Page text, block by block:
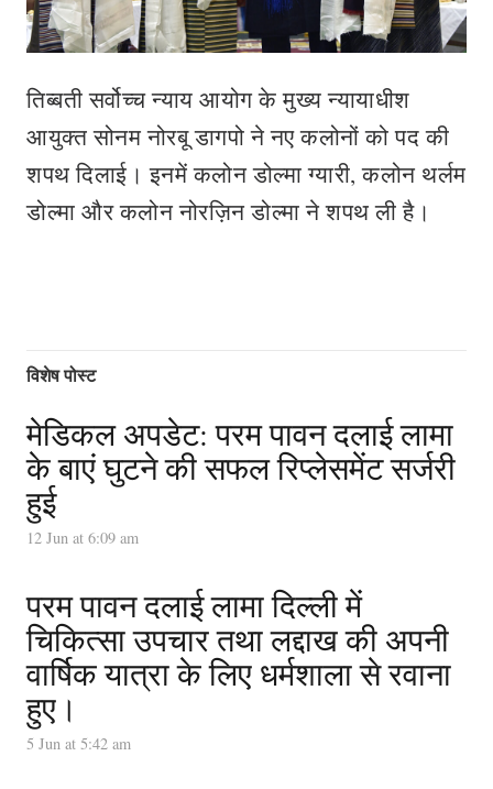
तिब्बती सर्वोच्च न्याय आयोग के मुख्य न्यायाधीश
आयुक्त सोनम नोरबू डागपो ने नए कलोनों को पद की
शपथ दिलाई। इनमें कलोन डोल्मा ग्यारी, कलोन थर्लम
डोल्मा और कलोन नोरज़िन डोल्मा ने शपथ ली है।
विशेष पोस्ट
मेडिकल अपडेट: परम पावन दलाई लामा
के बाएं घुटने की सफल रिप्लेसमेंट सर्जरी
हुई
12 Jun at 6:09 am
परम पावन दलाई लामा दिल्ली में
चिकित्सा उपचार तथा लद्दाख की अपनी
वार्षिक यात्रा के लिए धर्मशाला से रवाना
हुए।
5 Jun at 5:42 am